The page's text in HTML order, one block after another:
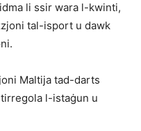
li ssir wara l-kwinti,
tal-isport u dawk
Maltija tad-darts
l-istaġun u